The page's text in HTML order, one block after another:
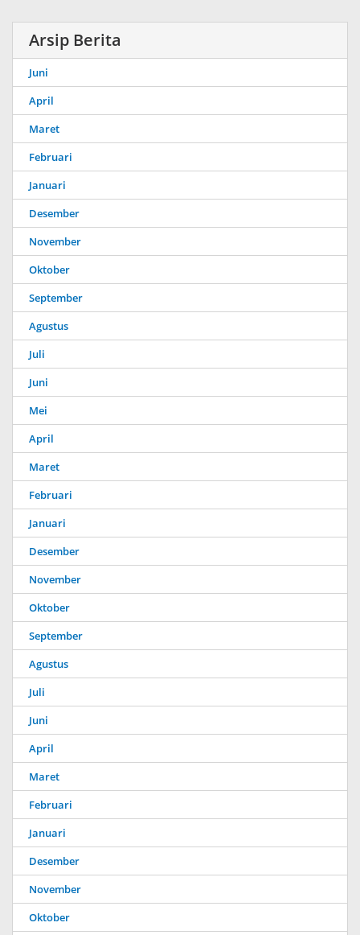
Arsip Berita
Juni
April
Maret
Februari
Januari
Desember
November
Oktober
September
Agustus
Juli
Juni
Mei
April
Maret
Februari
Januari
Desember
November
Oktober
September
Agustus
Juli
Juni
April
Maret
Februari
Januari
Desember
November
Oktober